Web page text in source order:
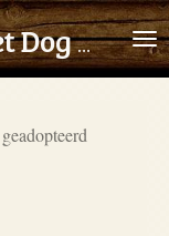
Rudozem Street Dog Rescue